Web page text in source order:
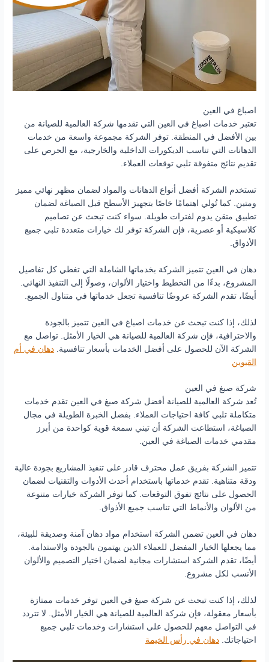
اصباغ في العين
تعتبر خدمات اصباغ في العين التي تقدمها شركة العالمية للصيانة من
بين الأفضل في المنطقة. توفر الشركة مجموعة واسعة من خدمات
الدهانات التي تناسب الديكورات الداخلية والخارجية، مع الحرص على
تقديم نتائج متفوقة تلبي توقعات العملاء.
تستخدم الشركة أفضل أنواع الدهانات والمواد لضمان مظهر نهائي مميز
ومتين. كما تُولي اهتمامًا خاصًا بتجهيز الأسطح قبل الصباغة لضمان
تطبيق متقن يدوم لفترات طويلة. سواء كنت تبحث عن تصاميم
كلاسيكية أو عصرية، فإن الشركة توفر لك خيارات متعددة تلبي جميع
الأذواق.
دهان في العين تتميز الشركة بخدماتها الشاملة التي تغطي كل تفاصيل
المشروع، بدءًا من التخطيط واختيار الألوان، وصولًا إلى التنفيذ النهائي.
أيضًا، تقدم الشركة عروضًا تنافسية تجعل خدماتها في متناول الجميع.
لذلك، إذا كنت تبحث عن خدمات اصباغ في العين تتميز بالجودة
والاحترافية، فإن شركة العالمية للصيانة هي الخيار الأمثل. تواصل مع
الشركة الآن للحصول على أفضل الخدمات بأسعار تنافسية. دهان في أم
القيوين
شركة صبغ في العين
تُعد شركة العالمية للصيانة أفضل شركة صبغ في العين تقدم خدمات
متكاملة تلبي كافة احتياجات العملاء. بفضل الخبرة الطويلة في مجال
الصباغة، استطاعت الشركة أن تبني سمعة قوية كواحدة من أبرز
مقدمي خدمات الصباغة في العين.
تتميز الشركة بفريق عمل محترف قادر على تنفيذ المشاريع بجودة عالية
ودقة متناهية. تقدم خدماتها باستخدام أحدث الأدوات والتقنيات لضمان
الحصول على نتائج تفوق التوقعات. كما توفر الشركة خيارات متنوعة
من الألوان والأنماط التي تناسب جميع الأذواق.
دهان في العين تضمن الشركة استخدام مواد دهان آمنة وصديقة للبيئة،
مما يجعلها الخيار المفضل للعملاء الذين يهتمون بالجودة والاستدامة.
أيضًا، تقدم الشركة استشارات مجانية لضمان اختيار التصميم والألوان
الأنسب لكل مشروع.
لذلك، إذا كنت تبحث عن شركة صبغ في العين توفر خدمات ممتازة
بأسعار معقولة، فإن شركة العالمية للصيانة هي الخيار الأمثل. لا تتردد
في التواصل معهم للحصول على استشارات وخدمات تلبي جميع
احتياجاتك. دهان في رأس الخيمة